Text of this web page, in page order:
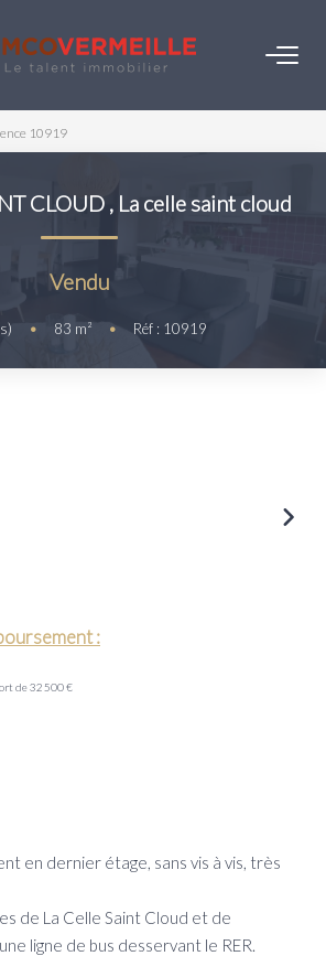
ACHETER
LOUER
NOS SERVICES
ACCÈS CLIENTS
10919
CLOUD , La celle saint cloud
Vendu
• 83 m² • Réf : 10919
:
de 32 500 €
en dernier étage, sans vis à vis, très
de La Celle Saint Cloud et de
ligne de bus desservant le RER.